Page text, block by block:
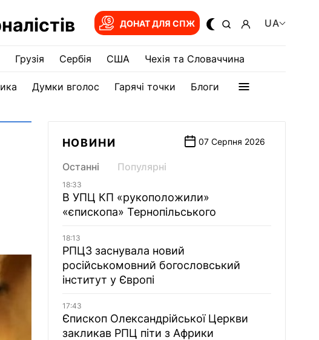
ДОНАТ ДЛЯ СПЖ UA
Грузія Сербія США Чехія та Словаччина
Думки вголос Гарячі точки Блоги
НОВИНИ 07 Серпня 2026
Останні Популярні
18:33
В УПЦ КП «рукоположили»
«єпископа» Тернопільського
18:13
РПЦЗ заснувала новий
російськомовний богословський
інститут у Європі
17:43
Єпископ Олександрійської Церкви
закликав РПЦ піти з Африки